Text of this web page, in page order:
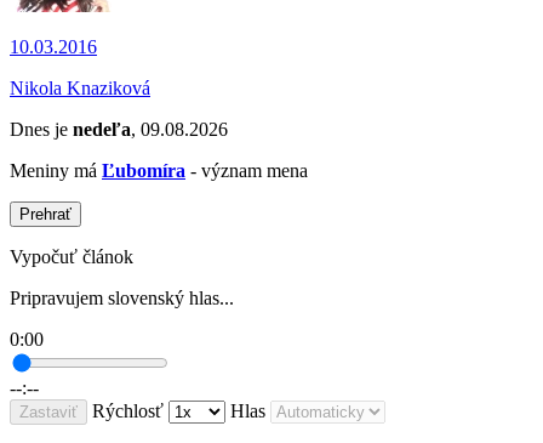
10.03.2016
Nikola Knaziková
Dnes je nedeľa, 09.08.2026
Meniny má Ľubomíra - význam mena
Prehrať
Vypočuť článok
Pripravujem slovenský hlas...
0:00
--:--
Zastaviť Rýchlosť Hlas